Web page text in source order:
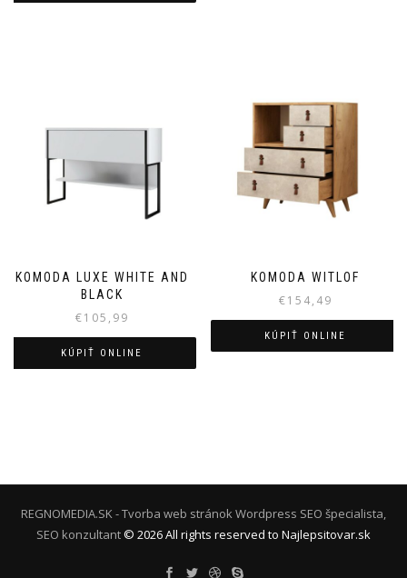
KOMODA LUXE WHITE AND
BLACK
€105,99
KÚPIŤ ONLINE
KOMODA WITLOF
€154,49
KÚPIŤ ONLINE
REGNOMEDIA.SK - Tvorba web stránok Wordpress SEO špecialista,
SEO konzultant © 2026All rights reserved to Najlepsitovar.sk